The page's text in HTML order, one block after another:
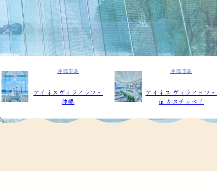
沖縄本島
アイネスヴィラノッツェ
沖縄
沖縄本島
アイネス ヴィラノッツェ
in カヌチャベイ